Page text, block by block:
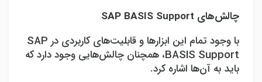
چالش‌های SAP BASIS Support
با وجود تمام این ابزارها و قابلیت‌های کاربردی در SAP
BASIS Support، همچنان چالش‌هایی وجود دارد که
باید به آن‌ها اشاره کرد.